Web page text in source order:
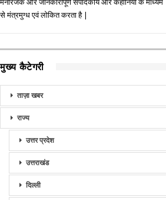
से मंत्रमुग्ध एवं लोकित करता है |
मुख्य कैटेगरी
ताज़ा खबर
राज्य
उत्तर प्रदेश
उत्तराखंड
दिल्ली